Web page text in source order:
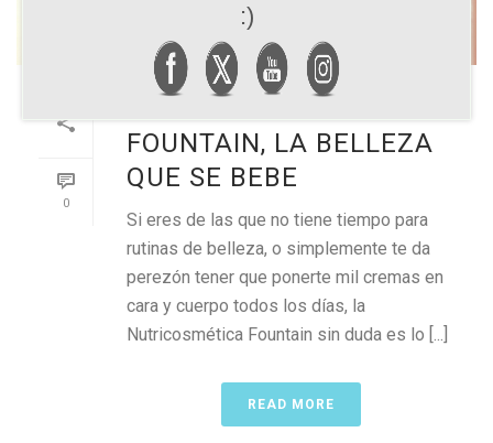
0
FOUNTAIN, LA BELLEZA
QUE SE BEBE
Si eres de las que no tiene tiempo para
rutinas de belleza, o simplemente te da
perezón tener que ponerte mil cremas en
cara y cuerpo todos los días, la
Nutricosmética Fountain sin duda es lo [...]
READ MORE
:)